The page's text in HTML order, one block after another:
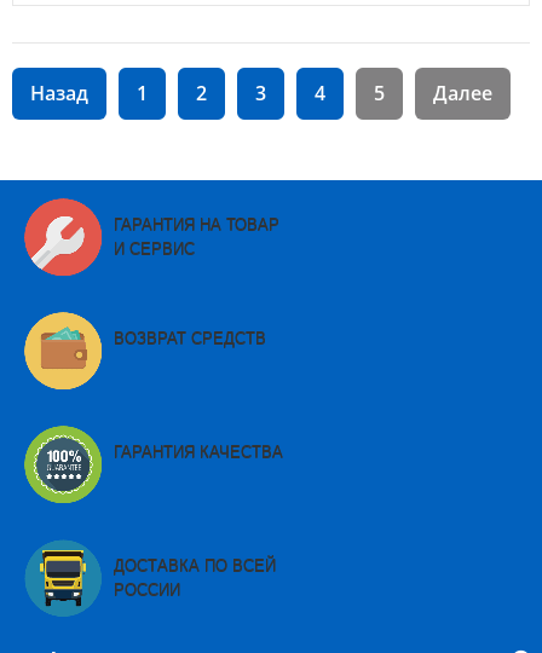
Назад 1 2 3 4 5 Далее
ГАРАНТИЯ НА ТОВАР
И СЕРВИС
ВОЗВРАТ СРЕДСТВ
ГАРАНТИЯ КАЧЕСТВА
ДОСТАВКА ПО ВСЕЙ
РОССИИ